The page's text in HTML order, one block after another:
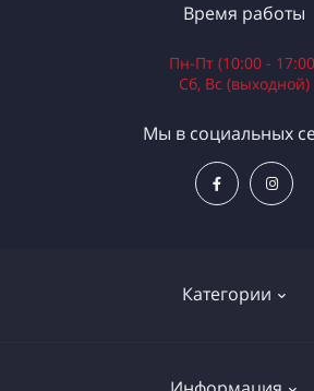
Категории
Электроинструменты
Время работы
Пн-Пт (10:00 -
Сб, Вс (выходной)
Мы в социальных